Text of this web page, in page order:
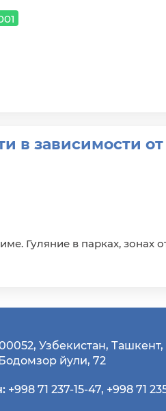
в зависимости
Гуляние в парках, зонах
Узбекистан, Ташкент,
йули, 72
+998 71 237-15-47, +998 71